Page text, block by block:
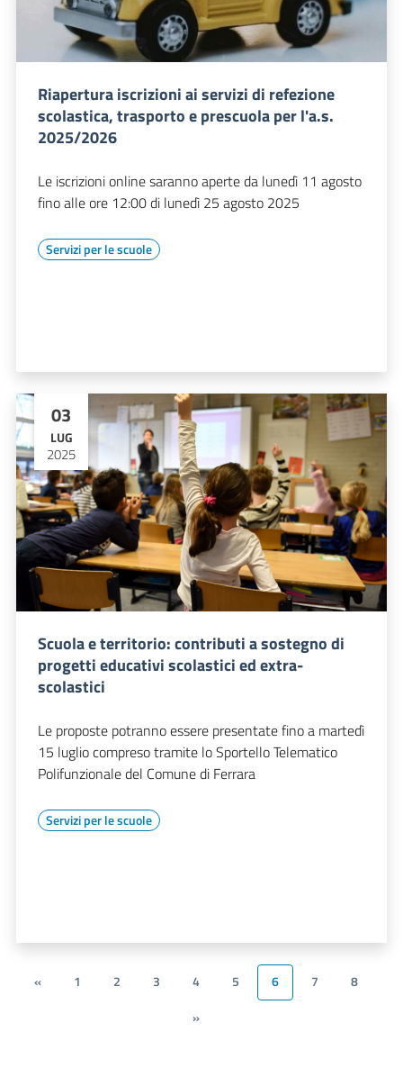
Riapertura iscrizioni ai servizi di refezione
scolastica, trasporto e prescuola per l'a.s.
2025/2026
Le iscrizioni online saranno aperte da lunedì 11 agosto
fino alle ore 12:00 di lunedì 25 agosto 2025
Servizi per le scuole
03
LUG
2025
Scuola e territorio: contributi a sostegno di
progetti educativi scolastici ed extra-
scolastici
Le proposte potranno essere presentate fino a martedì
15 luglio compreso tramite lo Sportello Telematico
Polifunzionale del Comune di Ferrara
Servizi per le scuole
« 1 2 3 4 5 6 7
8
»